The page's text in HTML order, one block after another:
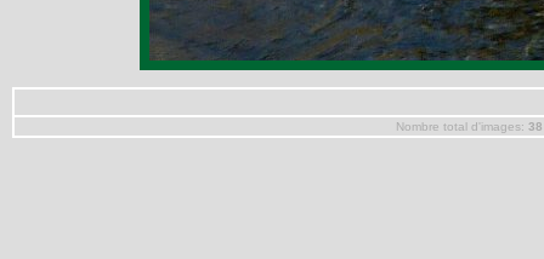
Nombre total d'images: 38